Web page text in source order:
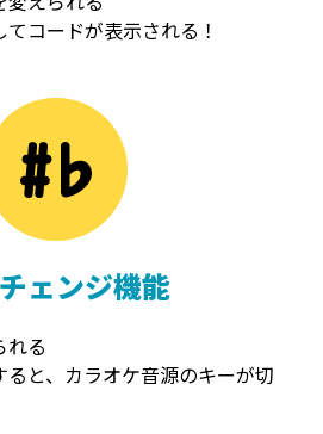
コードが表示される！
ェンジ機能
れる
と、カラオケ音源のキーが切